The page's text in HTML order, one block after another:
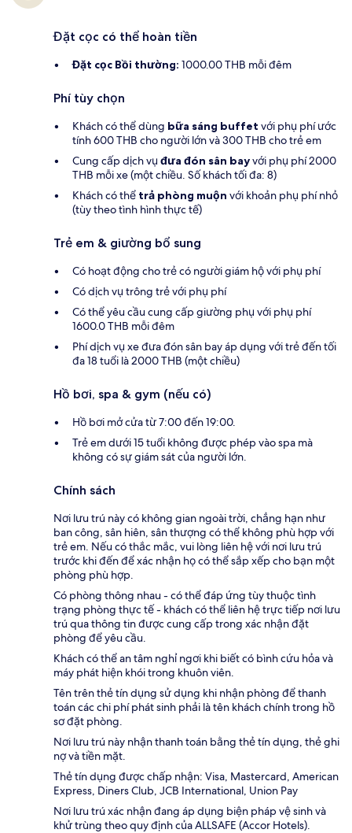
Đặt cọc có thể hoàn tiền
Đặt cọc Bồi thường: 1000.00 THB mỗi đêm
Phí tùy chọn
Khách có thể dùng bữa sáng buffet với phụ phí ước
tính 600 THB cho người lớn và 300 THB cho trẻ em
Cung cấp dịch vụ đưa đón sân bayvới phụ phí 2000
THB mỗi xe (một chiều. Số khách tối đa: 8)
Khách có thể trả phòng muộn với khoản phụ phí nhỏ
(tùy theo tình hình thực tế)
Trẻ em & giường bổ sung
Có hoạt động cho trẻ có người giám hộ với phụ phí
Có dịch vụ trông trẻ với phụ phí
Có thể yêu cầu cung cấp giường phụ với phụ phí
1600.0 THB mỗi đêm
Phí dịch vụ xe đưa đón sân bay áp dụng với trẻ đến tối
đa 18 tuổi là 2000 THB (một chiều)
Hồ bơi, spa & gym (nếu có)
Hồ bơi mở cửa từ 7:00 đến 19:00.
Trẻ em dưới 15 tuổi không được phép vào spa mà
không có sự giám sát của người lớn.
Chính sách
Nơi lưu trú này có không gian ngoài trời, chẳng hạn như
ban công, sân hiên, sân thượng có thể không phù hợp với
trẻ em. Nếu có thắc mắc, vui lòng liên hệ với nơi lưu trú
trước khi đến để xác nhận họ có thể sắp xếp cho bạn một
phòng phù hợp.
Có phòng thông nhau - có thể đáp ứng tùy thuộc tình
trạng phòng thực tế - khách có thể liên hệ trực tiếp nơi lưu
trú qua thông tin được cung cấp trong xác nhận đặt
phòng để yêu cầu.
Khách có thể an tâm nghỉ ngơi khi biết có bình cứu hỏa và
máy phát hiện khói trong khuôn viên.
Tên trên thẻ tín dụng sử dụng khi nhận phòng để thanh
toán các chi phí phát sinh phải là tên khách chính trong hồ
sơ đặt phòng.
Nơi lưu trú này nhận thanh toán bằng thẻ tín dụng, thẻ ghi
nợ và tiền mặt.
Thẻ tín dụng được chấp nhận: Visa, Mastercard, American
Express, Diners Club, JCB International, Union Pay
Nơi lưu trú xác nhận đang áp dụng biện pháp vệ sinh và
khử trùng theo quy định của ALLSAFE (Accor Hotels).